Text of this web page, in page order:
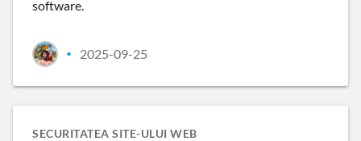
software.
• 2025-09-25
SECURITATEA SITE-ULUI WEB